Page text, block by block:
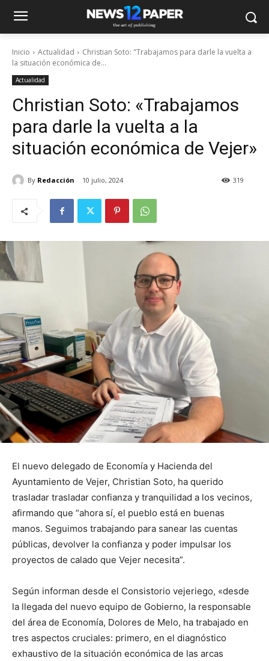
Inicio Actualidad
Christian Soto: "Trabajamos para darle la vuelta a
la situación económica de...
Actualidad
Christian Soto: «Trabajamos
para darle la vuelta a la
situación económica de Vejer»
By Redacción 10 julio, 2024 319
El nuevo delegado de Economía y Hacienda del
Ayuntamiento de Vejer, Christian Soto, ha querido
trasladar trasladar confianza y tranquilidad a los vecinos,
afirmando que “ahora sí, el pueblo está en buenas
manos. Seguimos trabajando para sanear las cuentas
públicas, devolver la confianza y poder impulsar los
proyectos de calado que Vejer necesita”.
Según informan desde el Consistorio vejeriego, «desde
la llegada del nuevo equipo de Gobierno, la responsable
del área de Economía, Dolores de Melo, ha trabajado en
tres aspectos cruciales: primero, en el diagnóstico
exhaustivo de la situación económica de las arcas